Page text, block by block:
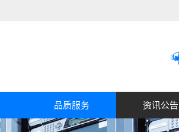
品质服务 资讯公告